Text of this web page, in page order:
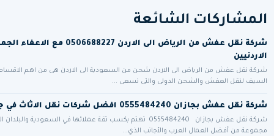
المشاركات الشائعة
شركة نقل عفش من الرياض الى الاردن
الاردنيين
شركة نقل عفش من الرياض الى الاردن شحن من السعودية الى الاردن هى من اهم
السيف لنقل العفش والشحن الدولى والتى نسعى ...
شركة نقل عفش بجازان 0555484240 افضل شركات نقل الاثاث في جيزان
شركة نقل عفش بجازان 0555484240 تهتم بكسب ثقة عملائها في السعودية
مجموعة من أفضل العمال العرب والأجانب الذي...